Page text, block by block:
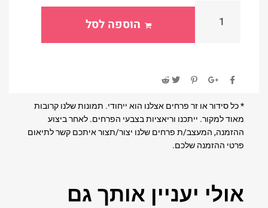
הוספה לסל
* כל סידור או זר פרחים אצלנו הוא ייחודי. תמונות שלנו קרובות
מאוד למקור. ייתכנו וריאציות בצבעי הפרחים. לאחר ביצוע
ההזמנה, המעצב/ת פרחים שלנו יצור/תצור איתכם קשר לתיאום
פרטי ההזמנה שלכם.
אולי יעניין אותך גם